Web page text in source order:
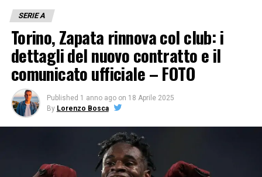
SERIE A
Torino, Zapata rinnova col club: i
dettagli del nuovo contratto e il
comunicato ufficiale – FOTO
Published 1 anno ago on 18 Aprile 2025
By Lorenzo Bosca